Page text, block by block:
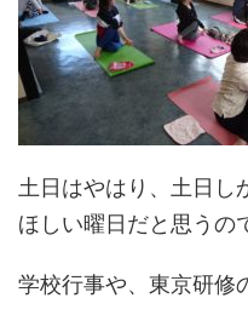
土日はやはり、土日し
ほしい曜日だと思うの
学校行事や、東京研修